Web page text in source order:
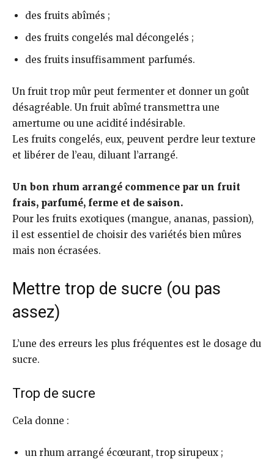
des fruits abîmés ;
des fruits congelés mal décongelés ;
des fruits insuffisamment parfumés.
Un fruit trop mûr peut fermenter et donner un goût
désagréable. Un fruit abîmé transmettra une
amertume ou une acidité indésirable.
Les fruits congelés, eux, peuvent perdre leur texture
et libérer de l’eau, diluant l’arrangé.
Un bon rhum arrangé commence par un fruit
frais, parfumé, ferme et de saison.
Pour les fruits exotiques (mangue, ananas, passion),
il est essentiel de choisir des variétés bien mûres
mais non écrasées.
Mettre trop de sucre (ou pas
assez)
L’une des erreurs les plus fréquentes est le dosage du
sucre.
Trop de sucre
Cela donne :
un rhum arrangé écœurant, trop sirupeux ;